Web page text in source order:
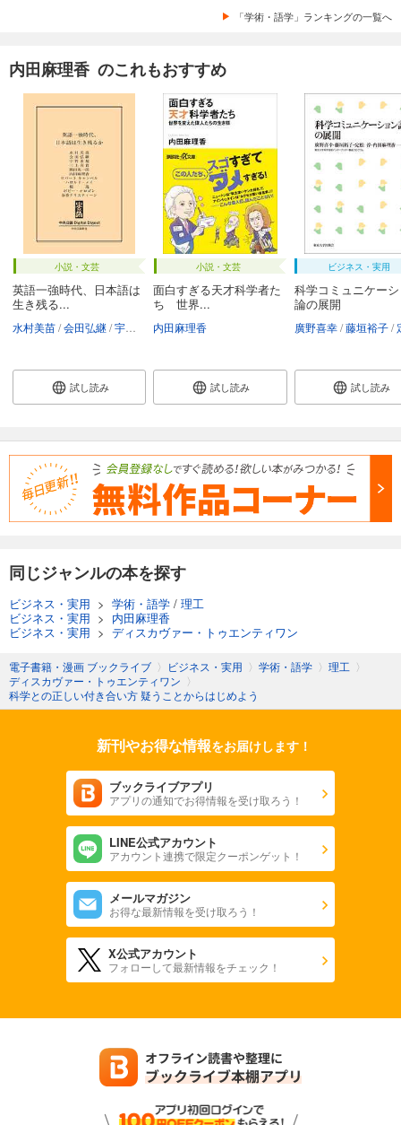
「学術・語学」ランキングの一覧へ
内田麻理香 のこれもおすすめ
小説・文芸
英語一強時代、日本語は
生き残る...
水村美苗 会田弘継 宇野重規 三上喜貴 内田麻理香 ロバートキ
試し読み
小説・文芸
面白すぎる天才科学者た
ち 世界...
内田麻理香
試し読み
ビジネス・実用
科学コミュニケー
論の展開
廣野喜幸 藤垣裕子
試し読み
同じジャンルの本を探す
ビジネス・実用 > 学術・語学 / 理工
ビジネス・実用 > 内田麻理香
ビジネス・実用 > ディスカヴァー・トゥエンティワン
電子書籍・漫画 ブックライブ 〉 ビジネス・実用 〉 学術・語学 〉 理工 〉
ディスカヴァー・トゥエンティワン 〉
科学との正しい付き合い方 疑うことからはじめよう
新刊やお得な情報をお届けします！
ブックライブアプリ
アプリの通知でお得情報を受け取ろう！
LINE公式アカウント
アカウント連携で限定クーポンゲット！
メールマガジン
お得な最新情報を受け取ろう！
X公式アカウント
フォローして最新情報をチェック！